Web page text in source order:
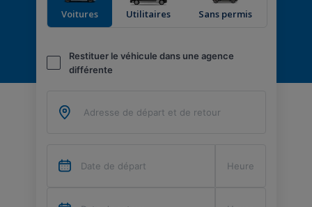
Voitures Utilitaires Sans permis
Restituer le véhicule dans une agence
différente